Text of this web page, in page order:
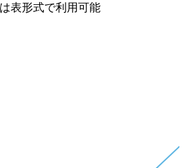
表形式で利用可能